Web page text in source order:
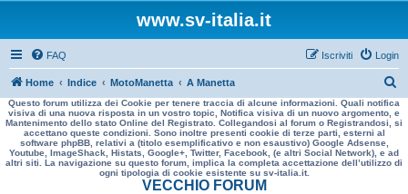
www.sv-italia.it
FAQ Login
Iscriviti
Home Indice MotoManetta A Manetta
e
r
a
Questo forum utilizza dei Cookie per tenere traccia di alcune informazioni. Quali notifica
visiva di una nuova risposta in un vostro topic, Notifica visiva di un nuovo argomento, e
Mantenimento dello stato Online del Registrato. Collegandosi al forum o Registrandosi, si
accettano queste condizioni. Sono inoltre presenti cookie di terze parti, esterni al
software phpBB, relativi a (titolo esemplificativo e non esaustivo) Google Adsense,
Youtube, ImageShack, Histats, Google+, Twitter, Facebook, (e altri Social Network), e ad
altri siti. La navigazione su questo forum, implica la completa accettazione dell’utilizzo di
ogni tipologia di cookie esistente su sv-italia.it.
VECCHIO FORUM